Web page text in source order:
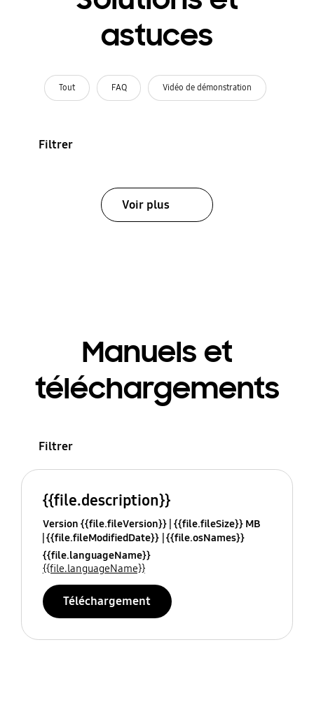
astuces
Tout FAQ Vidéo de démonstration
Filtrer
Voir plus
Manuels et
téléchargements
Filtrer
{{file.description}}
Version {{file.fileVersion}} {{file.fileSize}} MB
{{file.fileModifiedDate}} {{file.osNames}}
{{file.languageName}}
{{file.languageName}}
Téléchargement